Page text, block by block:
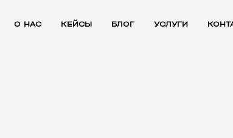
О НАС КЕЙСЫ БЛОГ УСЛУГИ